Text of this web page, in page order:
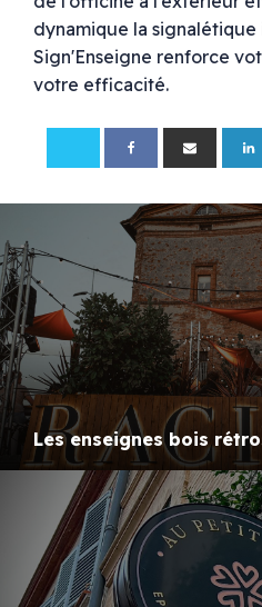
dynamique la
Sign'Enseigne renforce
votre efficacité.
Les enseignes bois